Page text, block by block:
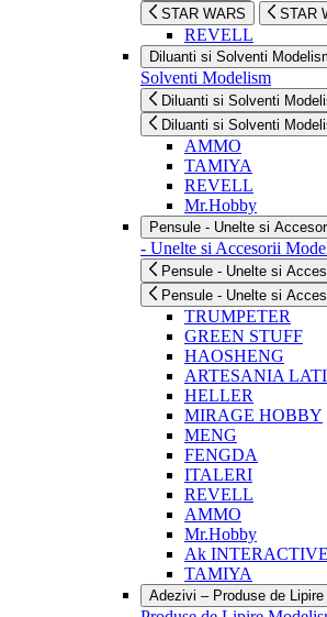
STAR WARS STAR
REVELL
Diluanti si Solventi
Solventi Modelism
Diluanti si Solventi
Diluanti si Solventi
AMMO
TAMIYA
REVELL
Mr.Hobby
Pensule - Unelte si
- Unelte si Accesorii
Pensule - Unelte si
Pensule - Unelte si
TRUMPETER
GREEN STUFF
HAOSHENG
ARTESANIA
HELLER
MIRAGE HOBBY
MENG
FENGDA
ITALERI
REVELL
AMMO
Mr.Hobby
Ak INTERACTIVE
TAMIYA
Adezivi – Produse de